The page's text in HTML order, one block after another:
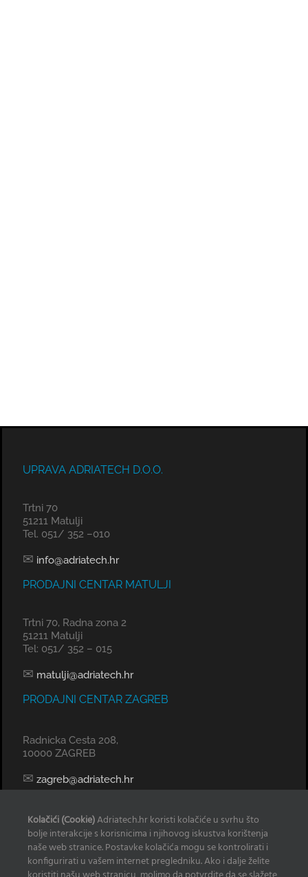
UPRAVA ADRIATECH D.O.O.
Trtni 70
51211 Matulji
Tel. 051/ 352 –010
✉ info@adriatech.hr
PRODAJNI CENTAR MATULJI
Trtni 70, Radna zona 2
51211 Matulji
Tel: 051/ 352 – 015
✉ matulji@adriatech.hr
PRODAJNI CENTAR ZAGREB
Radnicka Cesta 208,
10000 ZAGREB
✉ zagreb@adriatech.hr
Tel: 098 329 239
✉radan@adriatech.hr
Kolačići (Cookie)Adriatech.hr koristi kolačiće u svrhu što
bolje interakcije s korisnicima i njihovog iskustva korištenja
naše web stranice. Postavke kolačića mogu se kontrolirati i
konfigurirati u vašem internet pregledniku. Ako i dalje želite